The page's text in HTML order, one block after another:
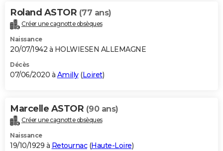
Roland ASTOR (77 ans)
Créer une cagnotte obsèques
Naissance
20/07/1942 à HOLWIESEN ALLEMAGNE
Décès
07/06/2020 à Amilly(Loiret)
Marcelle ASTOR (90 ans)
Créer une cagnotte obsèques
Naissance
19/10/1929 à Retournac(Haute-Loire)